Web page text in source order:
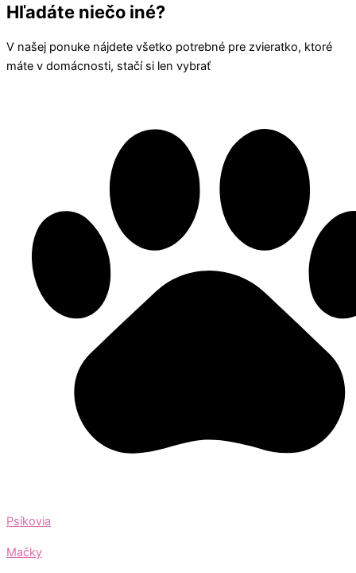
Hľadáte niečo iné?
V našej ponuke nájdete všetko potrebné pre zvieratko, ktoré
máte v domácnosti, stačí si len vybrať
Psíkovia
Mačky